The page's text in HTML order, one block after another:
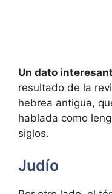
Un dato
resultado de la
hebrea antigua,
hablada como
siglos.
Judío